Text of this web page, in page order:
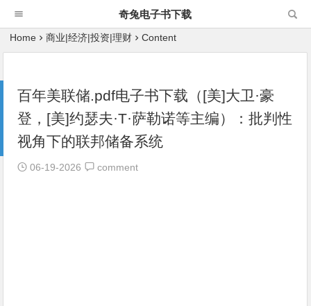
奇兔电子书下载
Home 商业|经济|投资|理财 Content
百年美联储.pdf电子书下载（[美]大卫·豪
登，[美]约瑟夫·T·萨勒诺等主编）：批判性
视角下的联邦储备系统
06-19-2026 comment